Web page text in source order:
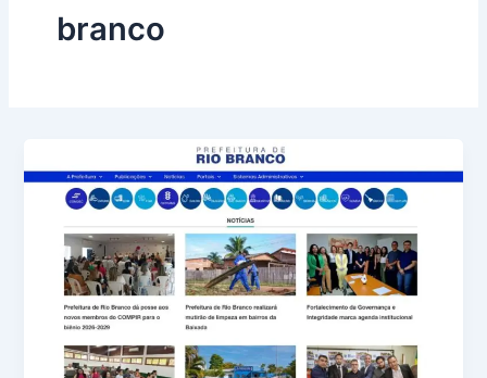
branco